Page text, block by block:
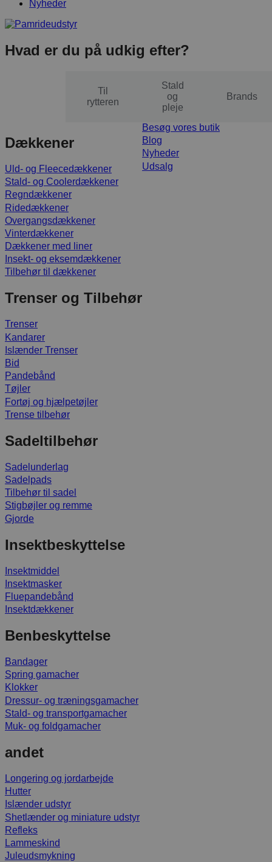
Nyheder
Hvad er du på udkig efter?
Til
rytteren
Stald
og
pleje
Brands
Dækkener
Uld- og Fleecedækkener
Stald- og Coolerdækkener
Regndækkener
Ridedækkener
Overgangsdækkener
Vinterdækkener
Dækkener med liner
Insekt- og eksemdækkener
Tilbehør til dækkener
Trenser og Tilbehør
Trenser
Kandarer
Islænder Trenser
Bid
Pandebånd
Tøjler
Fortøj og hjælpetøjler
Trense tilbehør
Sadeltilbehør
Sadelunderlag
Sadelpads
Tilbehør til sadel
Stigbøjler og remme
Gjorde
Insektbeskyttelse
Insektmiddel
Insektmasker
Fluepandebånd
Insektdækkener
Benbeskyttelse
Bandager
Spring gamacher
Klokker
Dressur- og træningsgamacher
Stald- og transportgamacher
Muk- og foldgamacher
andet
Longering og jordarbejde
Hutter
Islænder udstyr
Shetlænder og miniature udstyr
Refleks
Lammeskind
Juleudsmykning
Besøg vores butik
Blog
Nyheder
Udsalg